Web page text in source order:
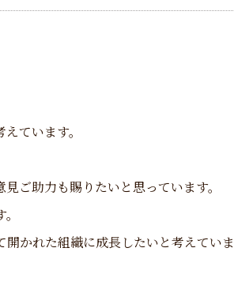
ています。
ご助力も賜りたいと思っています。
かれた組織に成長したいと考えていま